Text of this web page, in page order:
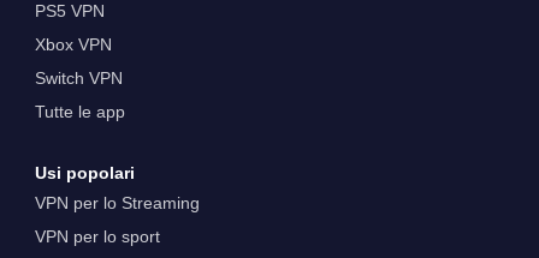
PS5 VPN
Xbox VPN
Switch VPN
Tutte le app
Usi popolari
VPN per lo Streaming
VPN per lo sport